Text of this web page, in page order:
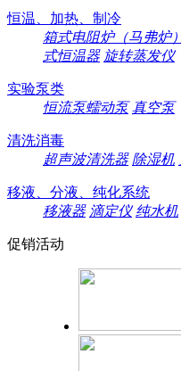
恒温、加热、制冷
箱式电阻炉（马弗炉）
式恒温器 旋转蒸发仪
实验泵类
恒流泵蠕动泵 真空泵
清洗消毒
超声波清洗器 除湿机
移液、分液、纯化系统
移液器 滴定仪 纯水机
促销活动